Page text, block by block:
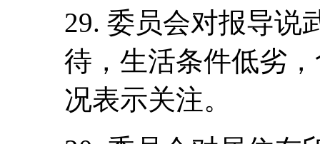
29. 委员会对报导说
待，生活条件低劣
况表示关注。